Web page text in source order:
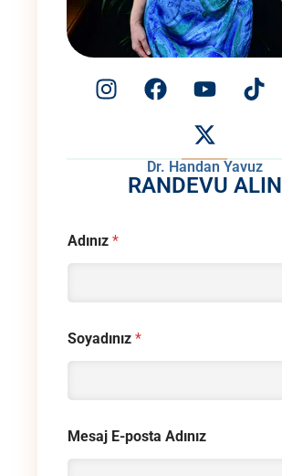
Dr. Handan Yavuz
RANDEVU ALIN
Adınız *
Soyadınız *
Mesaj E-posta Adınız